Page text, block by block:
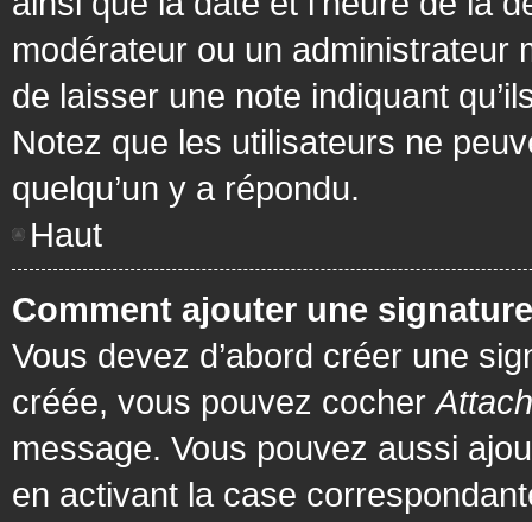
modérateur ou un administrateur
de laisser une note indiquant
Notez que les utilisateurs ne
quelqu’un y a répondu.
Haut
Comment ajouter une
Vous devez d’abord créer une
créée, vous pouvez cocher
message. Vous pouvez aussi
en activant la case